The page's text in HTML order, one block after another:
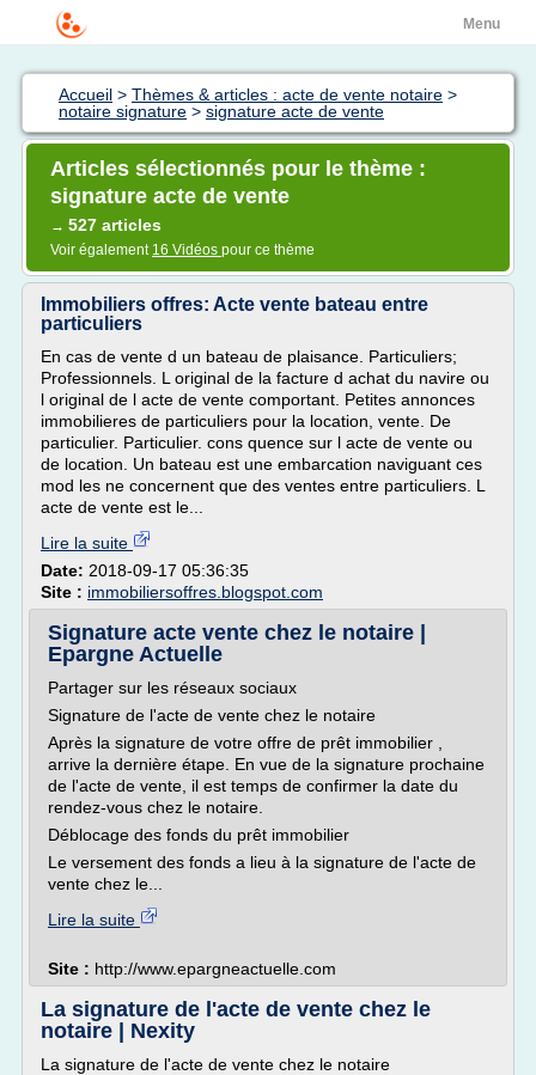
Menu
Accueil > Thèmes & articles : acte de vente notaire >
notaire signature > signature acte de vente
Articles sélectionnés pour le thème :
signature acte de vente
→ 527 articles
Voir également 16 Vidéos pour ce thème
Immobiliers offres: Acte vente bateau entre
particuliers
En cas de vente d un bateau de plaisance. Particuliers;
Professionnels. L original de la facture d achat du navire ou
l original de l acte de vente comportant. Petites annonces
immobilieres de particuliers pour la location, vente. De
particulier. Particulier. cons quence sur l acte de vente ou
de location. Un bateau est une embarcation naviguant ces
mod les ne concernent que des ventes entre particuliers. L
acte de vente est le...
Lire la suite
Date: 2018-09-17 05:36:35
Site : immobiliersoffres.blogspot.com
Signature acte vente chez le notaire |
Epargne Actuelle
Partager sur les réseaux sociaux
Signature de l'acte de vente chez le notaire
Après la signature de votre offre de prêt immobilier ,
arrive la dernière étape. En vue de la signature prochaine
de l'acte de vente, il est temps de confirmer la date du
rendez-vous chez le notaire.
Déblocage des fonds du prêt immobilier
Le versement des fonds a lieu à la signature de l'acte de
vente chez le...
Lire la suite
Site : http://www.epargneactuelle.com
La signature de l'acte de vente chez le
notaire | Nexity
La signature de l'acte de vente chez le notaire